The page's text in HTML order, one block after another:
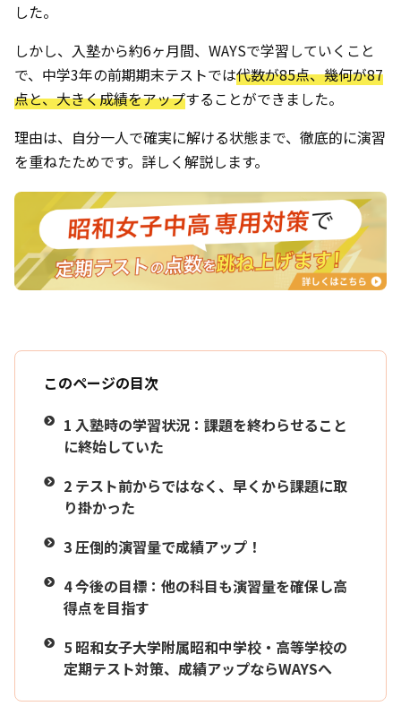
した。
しかし、入塾から約6ヶ月間、WAYSで学習していくこと
で、中学3年の前期期末テストでは代数が85点、幾何が87
点と、大きく成績をアップすることができました。
理由は、自分一人で確実に解ける状態まで、徹底的に演習
を重ねたためです。詳しく解説します。
このページの目次
1 入塾時の学習状況：課題を終わらせること
に終始していた
2 テスト前からではなく、早くから課題に取
り掛かった
3圧倒的演習量で成績アップ！
4今後の目標：他の科目も演習量を確保し高
得点を目指す
5 昭和女子大学附属昭和中学校・高等学校の
定期テスト対策、成績アップならWAYSへ